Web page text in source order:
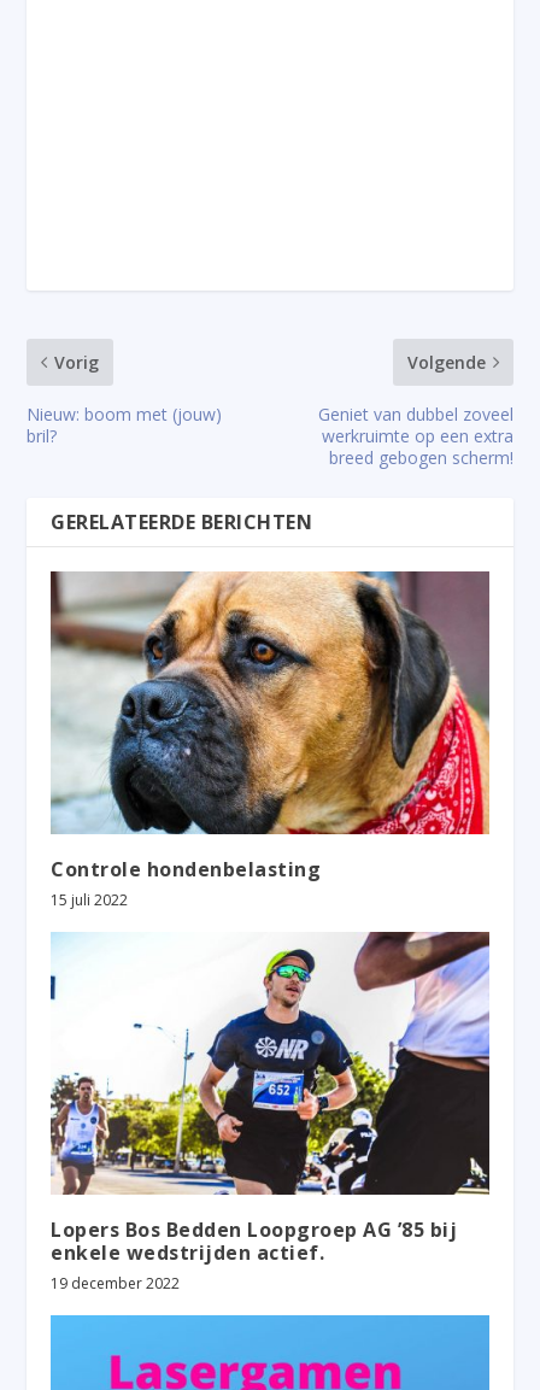
Vorig
Nieuw: boom met (jouw)
bril?
Volgende
Geniet van dubbel zoveel
werkruimte op een extra
breed gebogen scherm!
GERELATEERDE BERICHTEN
Controle hondenbelasting
15 juli 2022
Lopers Bos Bedden Loopgroep AG ’85 bij
enkele wedstrijden actief.
19 december 2022